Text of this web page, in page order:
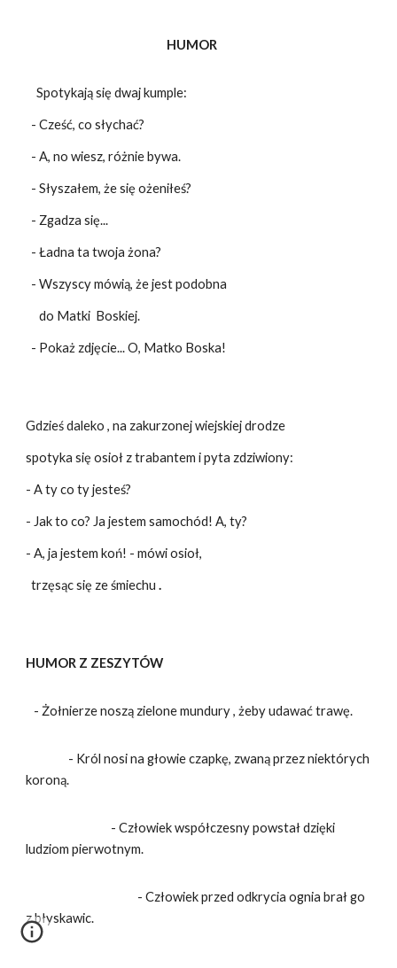
HUMOR
Spotykają się dwaj kumple:
- Cześć, co słychać?
- A, no wiesz, różnie bywa.
- Słyszałem, że się ożeniłeś?
- Zgadza się...
- Ładna ta twoja żona?
- Wszyscy mówią, że jest podobna
do Matki Boskiej.
- Pokaż zdjęcie... O, Matko Boska!
Gdzieś daleko , na zakurzonej wiejskiej drodze
spotyka się osioł z trabantem i pyta zdziwiony:
- A ty co ty jesteś?
- Jak to co? Ja jestem samochód! A, ty?
- A, ja jestem koń! - mówi osioł,
trzęsąc się ze śmiechu.
HUMOR Z ZESZYTÓW
- Żołnierze noszą zielone mundury , żeby udawać trawę.
- Król nosi na głowie czapkę, zwaną przez niektórych
koroną.
- Człowiek współczesny powstał dzięki
ludziom pierwotnym.
- Człowiek przed odkrycia ognia brał go
z błyskawic.